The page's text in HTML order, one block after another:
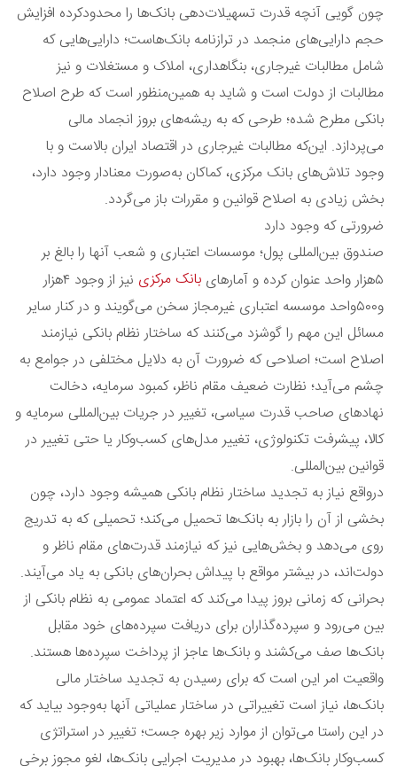
چون گویی آنچه قدرت تسهیلات‌دهی بانک‌ها را محدودکرده افزایش
حجم دارایی‌های منجمد در ترازنامه بانک‌هاست؛ دارایی‌هایی که
شامل مطالبات غیرجاری، بنگاهداری، املاک و مستغلات و نیز
مطالبات از دولت است و شاید به همین‌منظور است که طرح اصلاح
بانکی مطرح شده؛ طرحی که به ریشه‌های بروز انجماد مالی
می‌پردازد. این‌که مطالبات غیرجاری در اقتصاد ایران بالاست و با
وجود تلاش‌های بانک مرکزی، کماکان به‌صورت معنادار وجود دارد،
بخش زیادی به اصلاح قوانین و مقررات باز می‌گردد.
ضرورتی که وجود دارد
صندوق بین‌المللی پول؛ موسسات اعتباری و شعب آنها را بالغ بر
٥هزار واحد عنوان کرده و آمارهای
بانک مرکزی
نیز از وجود ٤هزار
و٥٠٠واحد موسسه اعتباری غیرمجاز سخن می‌گویند و در کنار سایر
مسائل این مهم را گوشزد می‌‌کنند که ساختار نظام بانکی نیازمند
اصلاح است؛ اصلاحی که ضرورت آن به دلایل مختلفی در جوامع به
چشم می‌آید؛ نظارت ضعیف مقام ناظر، کمبود سرمایه، دخالت
نهادهای صاحب قدرت سیاسی، تغییر در جریات بین‌المللی سرمایه و
کالا، پیشرفت تکنولوژی، تغییر مدل‌های کسب‌وکار یا حتی تغییر در
قوانین بین‌المللی.
درواقع نیاز به تجدید ساختار نظام بانکی همیشه وجود دارد، چون
بخشی از آن را بازار به بانک‌ها تحمیل می‌کند؛ تحمیلی که به تدریج
روی می‌دهد و بخش‌هایی نیز که نیازمند قدرت‌های مقام ناظر و
دولت‌‌اند، در بیشتر مواقع با پیداش بحران‌های بانکی به یاد می‌آیند.
بحرانی که زمانی بروز پیدا می‌کند که اعتماد عمومی به نظام بانکی از
بین می‌رود و سپرده‌گذاران برای دریافت سپرده‌های خود مقابل
بانک‌ها صف می‌کشند و بانک‌ها عاجز از پرداخت سپرده‌ها هستند.
واقعیت امر این است که برای رسیدن به تجدید ساختار مالی
بانک‌ها، نیاز است تغییراتی در ساختار عملیاتی آنها به‌وجود بیاید که
در این راستا می‌توان از موارد زیر بهره جست؛ تغییر در استراتژی
کسب‌وکار بانک‌ها، بهبود در مدیریت اجرایی بانک‌ها، لغو مجوز برخی